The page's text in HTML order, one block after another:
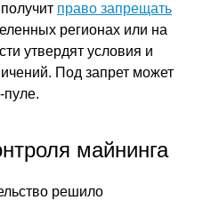
право запрещать
регионах или на
утвердят условия и
Под запрет может
пуле.
майнинга
решило